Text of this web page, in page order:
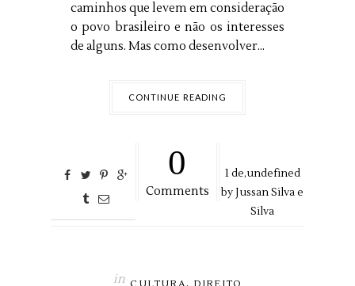
caminhos que levem em consideração
o povo brasileiro e não os interesses
de alguns. Mas como desenvolver...
CONTINUE READING
0
Comments
1de,undefined
byJussan Silva e
Silva
in